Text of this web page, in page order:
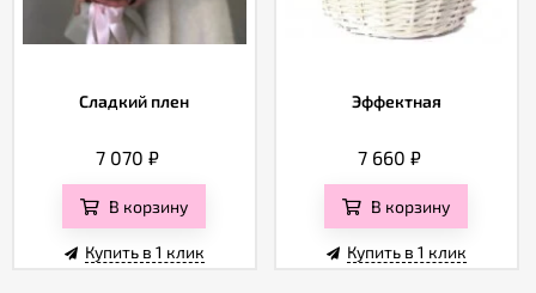
Сладкий плен
7 070 ₽
В корзину
Купить в 1 клик
Эффектная
7 660 ₽
В корзину
Купить в 1 клик